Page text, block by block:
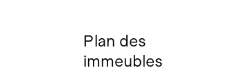
Plan des
immeubles